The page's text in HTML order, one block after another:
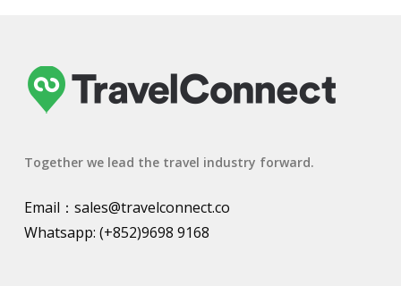
Together we lead the travel industry forward.
Email： sales@travelconnect.co
Whatsapp: (+852)9698 9168